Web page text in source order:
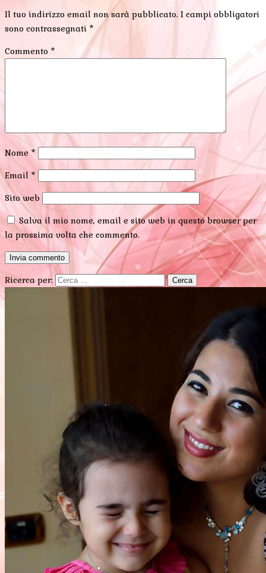
Il tuo indirizzo email non sarà pubblicato. I campi obbligatori
sono contrassegnati *
Commento *
Nome *
Email *
Sito web
Salva il mio nome, email e sito web in questo browser per
la prossima volta che commento.
Ricerca per: